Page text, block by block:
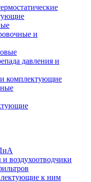
и
давления и
и комплектующие
воздухоотводчики
к ним